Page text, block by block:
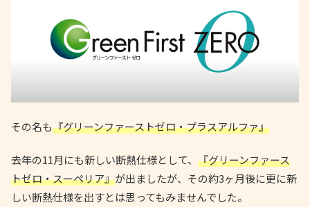
その名も『グリーンファーストゼロ・プラスアルファ』
去年の11月にも新しい断熱仕様として、 『グリーンファース
トゼロ・スーペリア』が出ましたが、その約3ヶ月後に更に新
しい断熱仕様を出すとは思ってもみませんでした。